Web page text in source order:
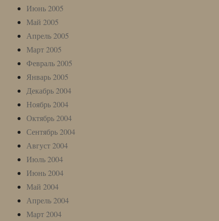
Июнь 2005
Май 2005
Апрель 2005
Март 2005
Февраль 2005
Январь 2005
Декабрь 2004
Ноябрь 2004
Октябрь 2004
Сентябрь 2004
Август 2004
Июль 2004
Июнь 2004
Май 2004
Апрель 2004
Март 2004